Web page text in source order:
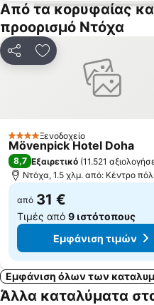
Από τα κορυφαίας
προορισμό Ντόχα
ΚοινοποίησηΠροσθήκη στα
4 ΑστέριαΞενοδοχείο
Mövenpick Hotel Doha
8,7 Εξαιρετικό (11.521
Ντόχα, 1.5 χλμ. από: Κέντρο
από 31 €
Τιμές από 9 ιστότοπους
Εμφάνιση τιμών
Εμφάνιση όλων των
Άλλα καταλύματα